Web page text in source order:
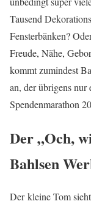
Tausend
Fensterbänken?
Freude, Nähe,
kommt zumindest
an, der übrigens
Spendenmarathon
Der „Och,
Bahlsen
Der kleine Tom